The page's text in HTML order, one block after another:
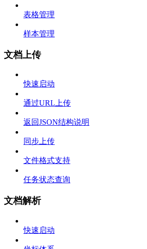
表格管理
样本管理
文档上传
快速启动
通过URL上传
返回JSON结构说明
同步上传
文件格式支持
任务状态查询
文档解析
快速启动